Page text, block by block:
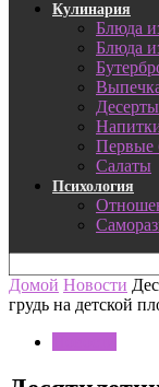
Кулинария
Блюда
Блюда
Десерты
Первые
Салаты
Психология
Домой Новости
грудь на детской